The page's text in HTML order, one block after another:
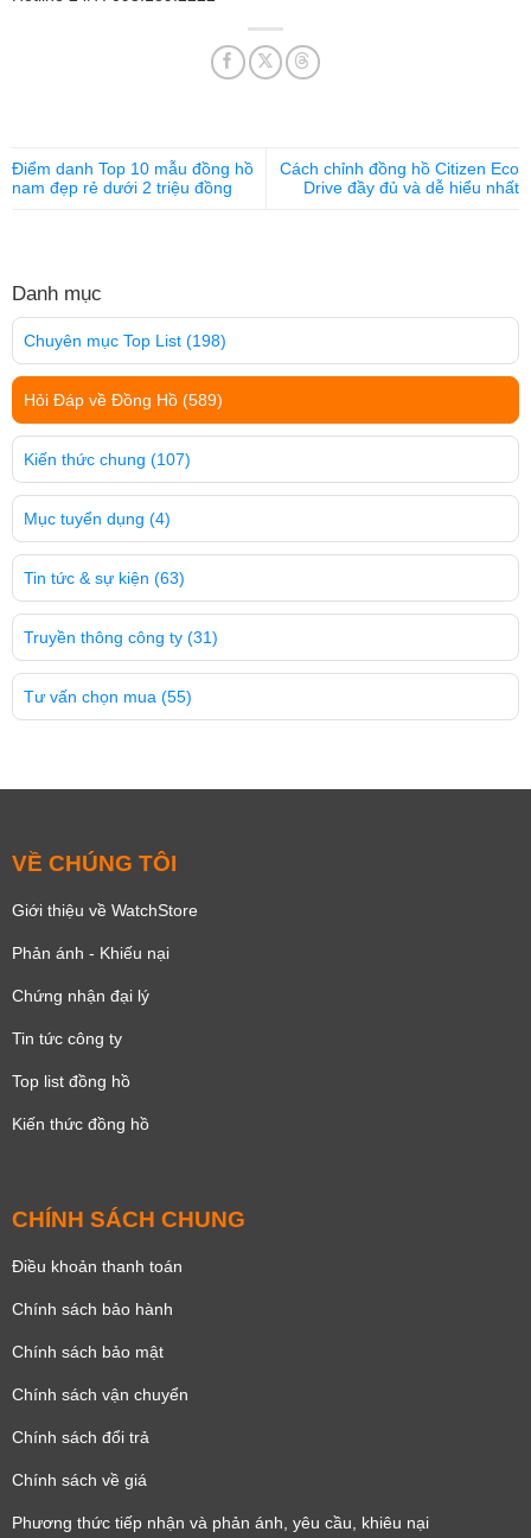
Điểm danh Top 10 mẫu đồng hồ
nam đẹp rẻ dưới 2 triệu đồng
Cách chỉnh đồng hồ Citizen Eco
Drive đầy đủ và dễ hiểu nhất
Danh mục
Chuyên mục Top List (198)
Hỏi Đáp về Đồng Hồ (589)
Kiến thức chung (107)
Mục tuyển dụng (4)
Tin tức & sự kiện (63)
Truyền thông công ty (31)
Tư vấn chọn mua (55)
VỀ CHÚNG TÔI
Giới thiệu về WatchStore
Phản ánh - Khiếu nại
Chứng nhận đại lý
Tin tức công ty
Top list đồng hồ
Kiến thức đồng hồ
CHÍNH SÁCH CHUNG
Điều khoản thanh toán
Chính sách bảo hành
Chính sách bảo mật
Chính sách vận chuyển
Chính sách đổi trả
Chính sách về giá
Phương thức tiếp nhận và phản ánh, yêu cầu, khiêu nại